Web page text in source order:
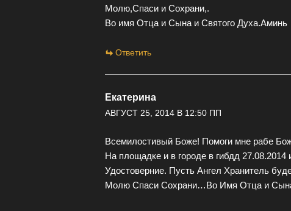
Молю,Спаси и Сохрани,.
Во имя Отца и Сына и Святого Духа.Аминь
Ответить
Екатерина
АВГУСТ 25, 2014 В 12:50 ПП
Всемилостивый Боже! Помоги мне рабе
На площадке и в городе в гибдд 27.08.2014
Удостоверние. Пусть Ангел Хранитель
Молю Спаси Сохрани…Во Имя Отца и